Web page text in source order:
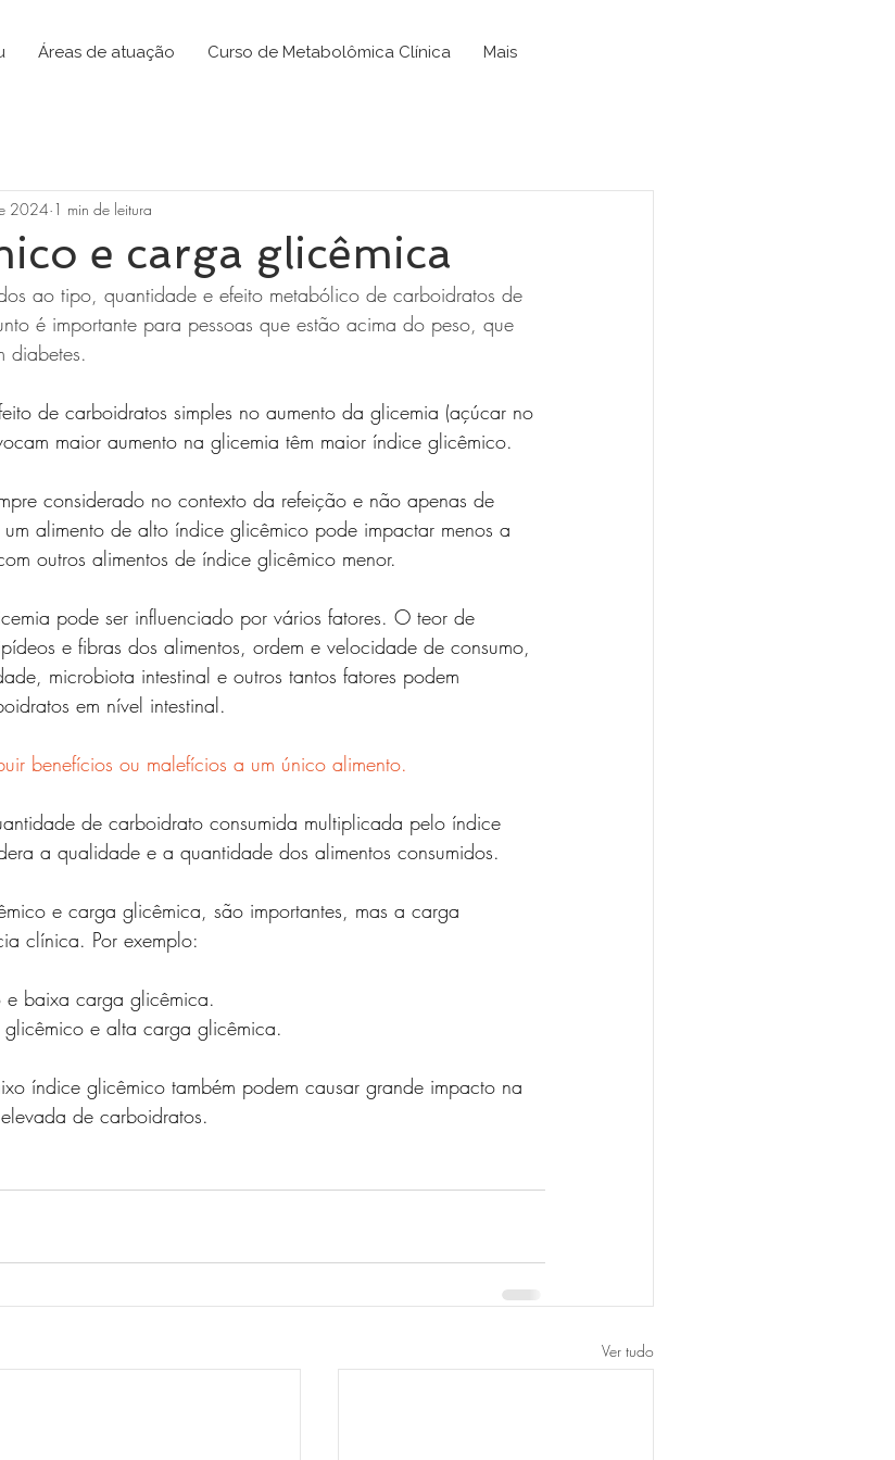
Áreas de atuação Curso de Metabolômica Clínica Mais
e carga glicêmica
2024 1 min de leitura
ao tipo, quantidade e efeito metabólico de carboidratos de
é importante para pessoas que estão acima do peso, que
diabetes.
de carboidratos simples no aumento da glicemia (açúcar no
maior aumento na glicemia têm maior índice glicêmico.
considerado no contexto da refeição e não apenas de
alimento de alto índice glicêmico pode impactar menos a
outros alimentos de índice glicêmico menor.
pode ser influenciado por vários fatores. O teor de
e fibras dos alimentos, ordem e velocidade de consumo,
microbiota intestinal e outros tantos fatores podem
em nível intestinal.
benefícios ou malefícios a um único alimento.
de carboidrato consumida multiplicada pelo índice
a qualidade e a quantidade dos alimentos consumidos.
e carga glicêmica, são importantes, mas a carga
clínica. Por exemplo:
baixa carga glicêmica.
e alta carga glicêmica.
índice glicêmico também podem causar grande impacto na
de carboidratos.
Ver tudo